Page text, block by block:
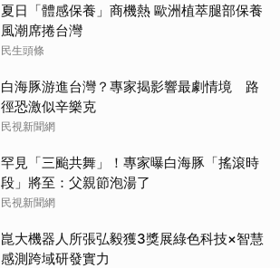
夏日「體感保養」商機熱 歐洲植萃腿部保養
風潮席捲台灣
民生頭條
白海豚游進台灣？專家揭影響最劇情境 路
徑恐激似辛樂克
民視新聞網
罕見「三颱共舞」！專家曝白海豚「搖滾時
段」將至：父親節泡湯了
民視新聞網
崑大機器人所張弘毅獲3獎展綠色科技×智慧
感測跨域研發實力